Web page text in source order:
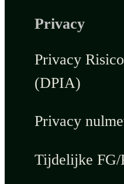
Privacy
Privacy
(DPIA)
Privacy
Tijdelijke FG/